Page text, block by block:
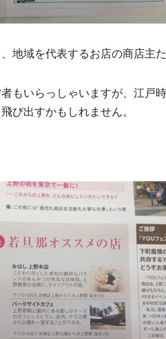
地域を代表するお店の商店主
もいらっしゃいますが、江戸
び出すかもしれません。